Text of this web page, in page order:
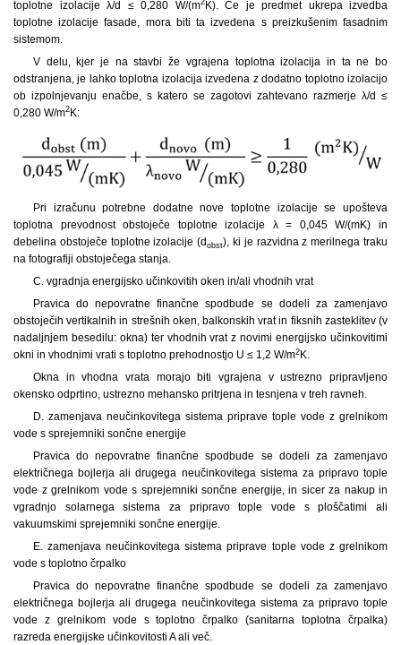
toplotne izolacije λ/d ≤ 0,280 W/(m2K). Če je predmet ukrepa izvedba
toplotne izolacije fasade, mora biti ta izvedena s preizkušenim fasadnim
sistemom.
V delu, kjer je na stavbi že vgrajena toplotna izolacija in ta ne bo
odstranjena, je lahko toplotna izolacija izvedena z dodatno toplotno izolacijo
ob izpolnjevanju enačbe, s katero se zagotovi zahtevano razmerje λ/d ≤
0,280 W/m2K:
Pri izračunu potrebne dodatne nove toplotne izolacije se upošteva
toplotna prevodnost obstoječe toplotne izolacije λ = 0,045 W/(mK) in
debelina obstoječe toplotne izolacije (dobst), ki je razvidna z merilnega traku
na fotografiji obstoječega stanja.
C. vgradnja energijsko učinkovitih oken in/ali vhodnih vrat
Pravica do nepovratne finančne spodbude se dodeli za zamenjavo
obstoječih vertikalnih in strešnih oken, balkonskih vrat in fiksnih zasteklitev (v
nadaljnjem besedilu: okna) ter vhodnih vrat z novimi energijsko učinkovitimi
okni in vhodnimi vrati s toplotno prehodnostjo U ≤ 1,2 W/m2 K.
Okna in vhodna vrata morajo biti vgrajena v ustrezno pripravljeno
okensko odprtino, ustrezno mehansko pritrjena in tesnjena v treh ravneh.
D. zamenjava neučinkovitega sistema priprave tople vode z grelnikom
vode s sprejemniki sončne energije
Pravica do nepovratne finančne spodbude se dodeli za zamenjavo
električnega bojlerja ali drugega neučinkovitega sistema za pripravo tople
vode z grelnikom vode s sprejemniki sončne energije, in sicer za nakup in
vgradnjo solarnega sistema za pripravo tople vode s ploščatimi ali
vakuumskimi sprejemniki sončne energije.
E. zamenjava neučinkovitega sistema priprave tople vode z grelnikom
vode s toplotno črpalko
Pravica do nepovratne finančne spodbude se dodeli za zamenjavo
električnega bojlerja ali drugega neučinkovitega sistema za pripravo tople
vode z grelnikom vode s toplotno črpalko (sanitarna toplotna črpalka)
razreda energijske učinkovitosti A ali več.